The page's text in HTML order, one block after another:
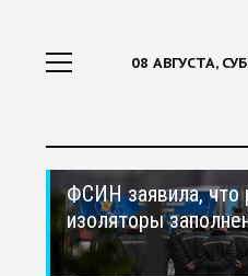
08 АВГУСТА,
ФСИН заявила, что
изоляторы